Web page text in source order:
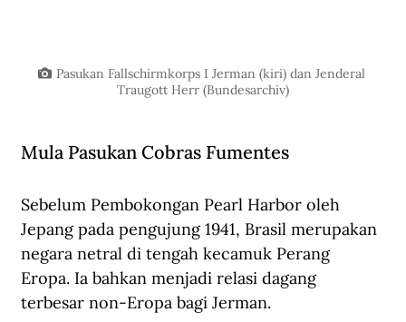
Pasukan Fallschirmkorps I Jerman (kiri) dan Jenderal
Traugott Herr (Bundesarchiv)
Mula Pasukan Cobras Fumentes
Sebelum Pembokongan Pearl Harbor oleh
Jepang pada pengujung 1941, Brasil merupakan
negara netral di tengah kecamuk Perang
Eropa. Ia bahkan menjadi relasi dagang
terbesar non-Eropa bagi Jerman.